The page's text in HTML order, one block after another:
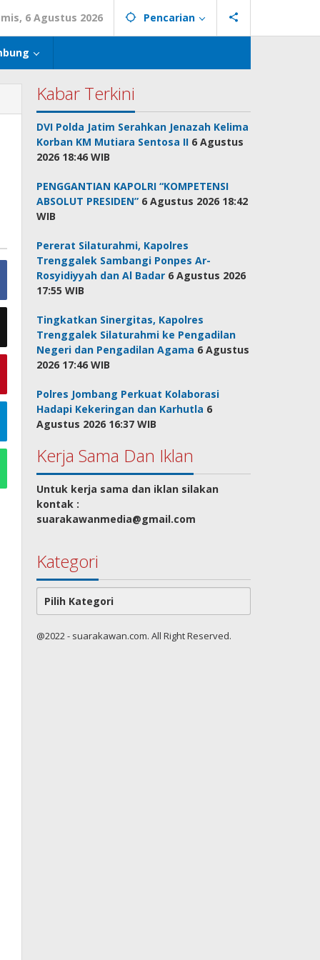
6 Agustus 2026 Pencarian
Kabar Terkini
DVI Polda Jatim Serahkan Jenazah Kelima
Korban KM Mutiara Sentosa II 6 Agustus
2026 18:46 WIB
PENGGANTIAN KAPOLRI “KOMPETENSI
ABSOLUT PRESIDEN” 6 Agustus 2026 18:42
WIB
Pererat Silaturahmi, Kapolres
Trenggalek Sambangi Ponpes Ar-
Rosyidiyyah dan Al Badar 6 Agustus 2026
17:55 WIB
Tingkatkan Sinergitas, Kapolres
Trenggalek Silaturahmi ke Pengadilan
Negeri dan Pengadilan Agama 6 Agustus
2026 17:46 WIB
Polres Jombang Perkuat Kolaborasi
Hadapi Kekeringan dan Karhutla 6
Agustus 2026 16:37 WIB
Kerja Sama Dan Iklan
Untuk kerja sama dan iklan silakan
kontak :
suarakawanmedia@gmail.com
Kategori
Kategori
@2022 - suarakawan.com. All Right Reserved.